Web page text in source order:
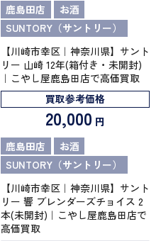
鹿島田店
お酒
SUNTORY（サントリー）
【川崎市幸区｜神奈川県】サント
リー 山崎 12年(箱付き・未開封)
｜こやし屋鹿島田店で高価買取
買取参考価格
20,000 円
鹿島田店
お酒
SUNTORY（サントリー）
【川崎市幸区｜神奈川県】サント
リー 響 ブレンダーズチョイス 2
本(未開封)｜こやし屋鹿島田店で
高価買取